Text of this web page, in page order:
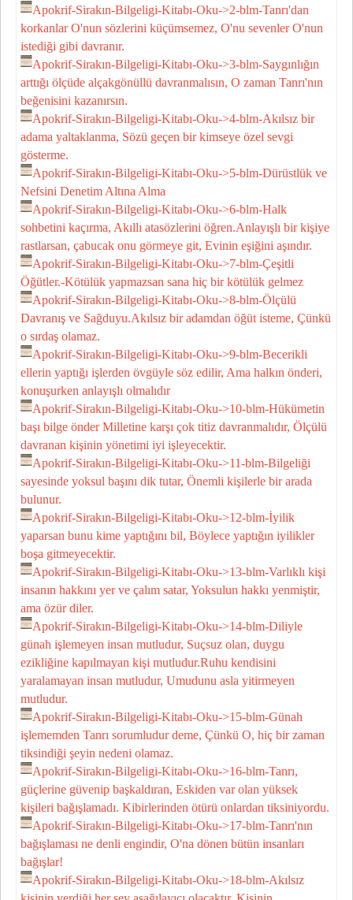
Apokrif-Sirakın-Bilgeligi-Kitabı-Oku->2-blm-Tanrı'dan
korkanlar O'nun sözlerini küçümsemez, O'nu sevenler O'nun
istediği gibi davranır.
Apokrif-Sirakın-Bilgeligi-Kitabı-Oku->3-blm-Saygınlığın
arttığı ölçüde alçakgönüllü davranmalısın, O zaman Tanrı'nın
beğenisini kazanırsın.
Apokrif-Sirakın-Bilgeligi-Kitabı-Oku->4-blm-Akılsız bir
adama yaltaklanma, Sözü geçen bir kimseye özel sevgi
gösterme.
Apokrif-Sirakın-Bilgeligi-Kitabı-Oku->5-blm-Dürüstlük ve
Nefsini Denetim Altına Alma
Apokrif-Sirakın-Bilgeligi-Kitabı-Oku->6-blm-Halk
sohbetini kaçırma, Akıllı atasözlerini öğren.Anlayışlı bir kişiye
rastlarsan, çabucak onu görmeye git, Evinin eşiğini aşındır.
Apokrif-Sirakın-Bilgeligi-Kitabı-Oku->7-blm-Çeşitli
Öğütler.-Kötülük yapmazsan sana hiç bir kötülük gelmez
Apokrif-Sirakın-Bilgeligi-Kitabı-Oku->8-blm-Ölçülü
Davranış ve Sağduyu.Akılsız bir adamdan öğüt isteme, Çünkü
o sırdaş olamaz.
Apokrif-Sirakın-Bilgeligi-Kitabı-Oku->9-blm-Becerikli
ellerin yaptığı işlerden övgüyle söz edilir, Ama halkın önderi,
konuşurken anlayışlı olmalıdır
Apokrif-Sirakın-Bilgeligi-Kitabı-Oku->10-blm-Hükümetin
başı bilge önder Milletine karşı çok titiz davranmalıdır, Ölçülü
davranan kişinin yönetimi iyi işleyecektir.
Apokrif-Sirakın-Bilgeligi-Kitabı-Oku->11-blm-Bilgeliği
sayesinde yoksul başını dik tutar, Önemli kişilerle bir arada
bulunur.
Apokrif-Sirakın-Bilgeligi-Kitabı-Oku->12-blm-İyilik
yaparsan bunu kime yaptığını bil, Böylece yaptığın iyilikler
boşa gitmeyecektir.
Apokrif-Sirakın-Bilgeligi-Kitabı-Oku->13-blm-Varlıklı kişi
insanın hakkını yer ve çalım satar, Yoksulun hakkı yenmiştir,
ama özür diler.
Apokrif-Sirakın-Bilgeligi-Kitabı-Oku->14-blm-Diliyle
günah işlemeyen insan mutludur, Suçsuz olan, duygu
ezikliğine kapılmayan kişi mutludur.Ruhu kendisini
yaralamayan insan mutludur, Umudunu asla yitirmeyen
mutludur.
Apokrif-Sirakın-Bilgeligi-Kitabı-Oku->15-blm-Günah
işlememden Tanrı sorumludur deme, Çünkü O, hiç bir zaman
tiksindiği şeyin nedeni olamaz.
Apokrif-Sirakın-Bilgeligi-Kitabı-Oku->16-blm-Tanrı,
güçlerine güvenip başkaldıran, Eskiden var olan yüksek
kişileri bağışlamadı. Kibirlerinden ötürü onlardan tiksiniyordu.
Apokrif-Sirakın-Bilgeligi-Kitabı-Oku->17-blm-Tanrı'nın
bağışlaması ne denli engindir, O'na dönen bütün insanları
bağışlar!
Apokrif-Sirakın-Bilgeligi-Kitabı-Oku->18-blm-Akılsız